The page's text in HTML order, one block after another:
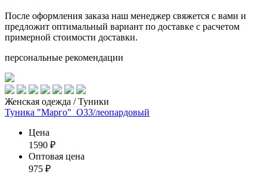
После оформления заказа наш менеджер свяжется с вами и
предложит оптимальный вариант по доставке с расчетом
примерной стоимости доставки.
персональные рекомендации
Женская одежда / Туники
Туника "Марго"_О33/леопардовый
Цена
1590 ₽
Оптовая цена
975 ₽